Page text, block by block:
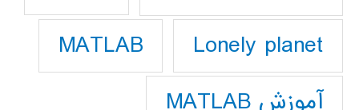
Lonely planet
MATLAB
آموزش MATLAB